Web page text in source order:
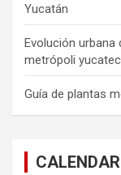
Yucatán
Evolución urbana
metrópoli
Guía de plantas